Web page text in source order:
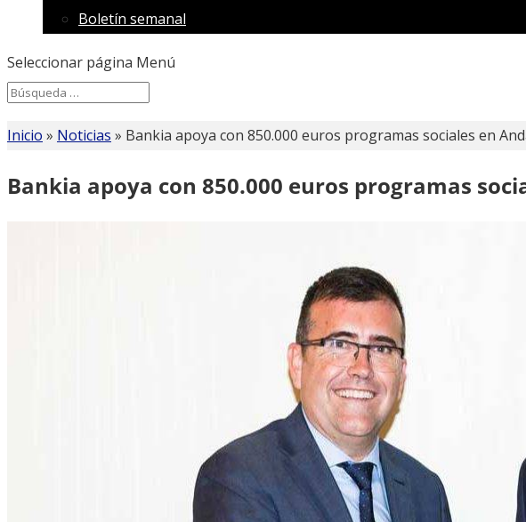
Boletín semanal
Seleccionar página Menú
Search
for...
Inicio » Noticias » Bankia apoya con 850.000 euros programas sociales en
Bankia apoya con 850.000 euros programas